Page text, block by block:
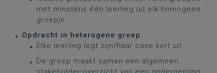
met minstens één leerling uit elk homogeen
groepje.
Opdracht in heterogene groep:
Elke leerling legt zijn/haar case kort uit.
De groep maakt samen een algemeen